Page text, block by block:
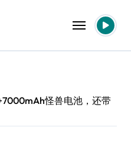
怪兽电池，还带